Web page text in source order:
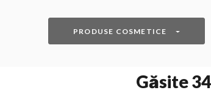
PRODUSE COSMETICE
Găsite34